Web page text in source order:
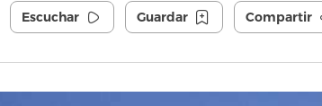
Escuchar Guardar Compartir